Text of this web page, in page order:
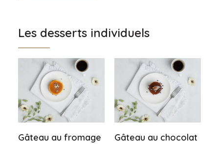
Les desserts individuels
Gâteau au fromage Gâteau au chocolat